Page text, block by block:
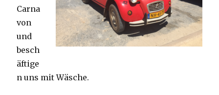
Carna
von
und
besch
äftige
n uns mit Wäsche.